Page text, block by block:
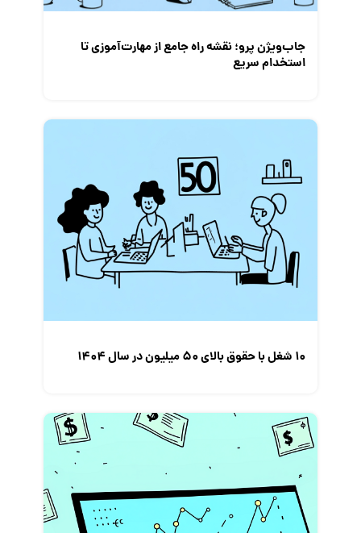
جاب‌ویژن پرو؛ نقشه راه جامع از مهارت‌آموزی تا
استخدام سریع
10 شغل با حقوق بالای 50 میلیون در سال 1404